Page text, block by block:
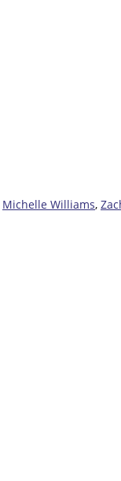
Michelle Williams,